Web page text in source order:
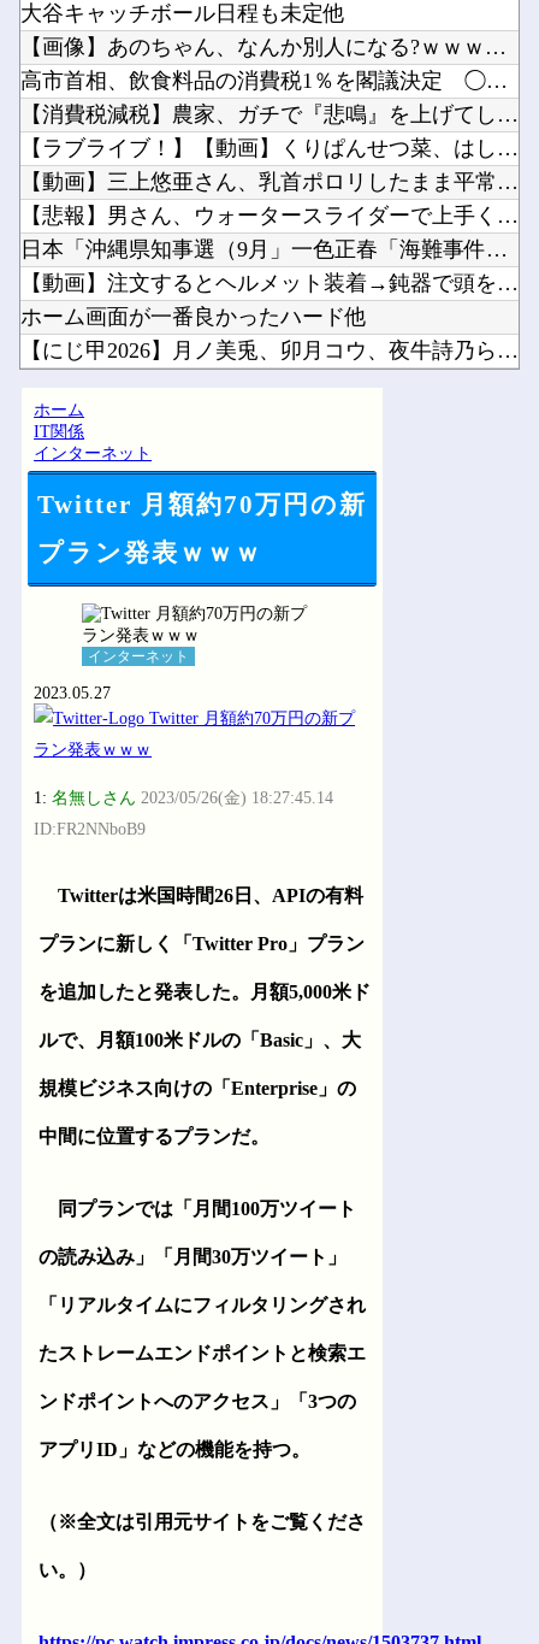
大谷キャッチボール日程も未定他
【画像】あのちゃん、なんか別人になる?ｗｗｗｗｗｗｗｗｗｗ他
高市首相、飲食料品の消費税1％を閣議決定 ◯◯をチラつかせて...
【消費税減税】農家、ガチで『悲鳴』を上げてしまう・・・・・他
【ラブライブ！】【動画】くりぱんせつ菜、はしゃぐ【定期】他
【動画】三上悠亜さん、乳首ポロリしたまま平常心を装うｗｗｗｗ...
【悲報】男さん、ウォータースライダーで上手く滑れずチューブの...
日本「沖縄県知事選（9月」一色正春「海難事件追及（検証」八重...
【動画】注文するとヘルメット装着→鈍器で頭を殴られるチェコの...
ホーム画面が一番良かったハード他
【にじ甲2026】月ノ美兎、卯月コウ、夜牛詩乃らによる甲子園...
ホーム
IT関係
インターネット
Twitter 月額約70万円の新
プラン発表ｗｗｗ
インターネット
2023.05.27
1:名無しさん 2023/05/26(金) 18:27:45.14
ID:FR2NNboB9
Twitterは米国時間26日、APIの有料
プランに新しく「Twitter Pro」プラン
を追加したと発表した。月額5,000米ド
ルで、月額100米ドルの「Basic」、大
規模ビジネス向けの「Enterprise」の
中間に位置するプランだ。
同プランでは「月間100万ツイート
の読み込み」「月間30万ツイート」
「リアルタイムにフィルタリングされ
たストレームエンドポイントと検索エ
ンドポイントへのアクセス」「3つの
アプリID」などの機能を持つ。
（※全文は引用元サイトをご覧くださ
い。）